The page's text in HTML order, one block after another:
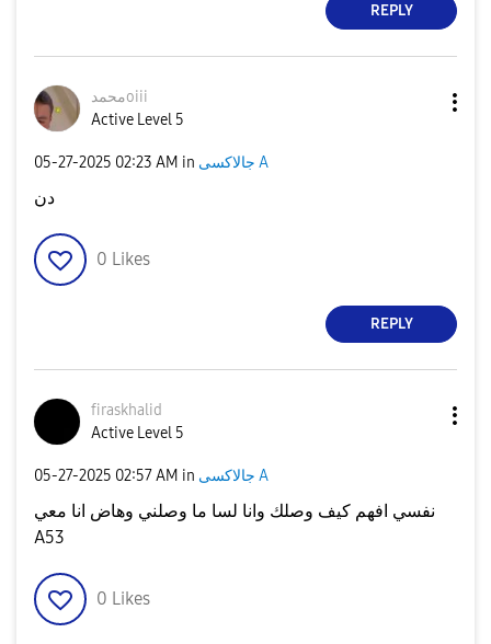
REPLY
محمدoiii
Active Level 5
‎05-27-2025 02:23 AM in جالاكسى A
دن
0 Likes
REPLY
firaskhalid
Active Level 5
‎05-27-2025 02:57 AM in جالاكسى A
نفسي افهم كيف وصلك وانا لسا ما وصلني وهاض انا معي
A53
0 Likes